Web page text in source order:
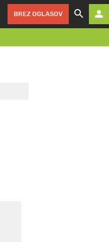
BREZ OGLASOV